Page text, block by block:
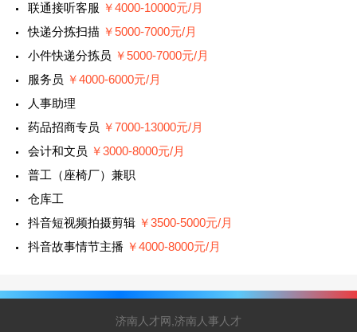
联通接听客服 ￥4000-10000元/月
快递分拣扫描 ￥5000-7000元/月
小件快递分拣员 ￥5000-7000元/月
服务员 ￥4000-6000元/月
人事助理
药品招商专员 ￥7000-13000元/月
会计和文员 ￥3000-8000元/月
普工（座椅厂）兼职
仓库工
抖音短视频拍摄剪辑 ￥3500-5000元/月
抖音故事情节主播 ￥4000-8000元/月
济南人才网,济南人事人才